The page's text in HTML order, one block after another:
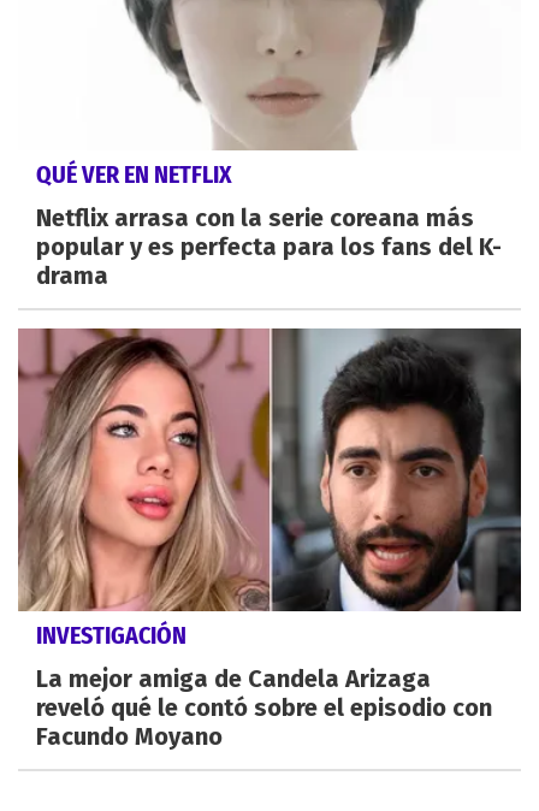
QUÉ VER EN NETFLIX
Netflix arrasa con la serie coreana más
popular y es perfecta para los fans del K-
drama
INVESTIGACIÓN
La mejor amiga de Candela Arizaga
reveló qué le contó sobre el episodio con
Facundo Moyano